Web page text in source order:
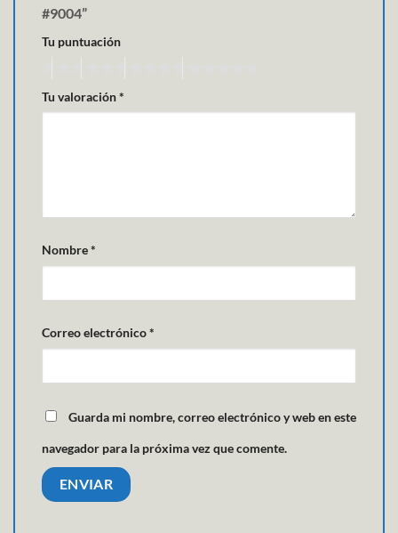
#9004”
Tu puntuación
Tu valoración*
Nombre*
Correo electrónico*
Guarda mi nombre, correo electrónico y web en este
navegador para la próxima vez que comente.